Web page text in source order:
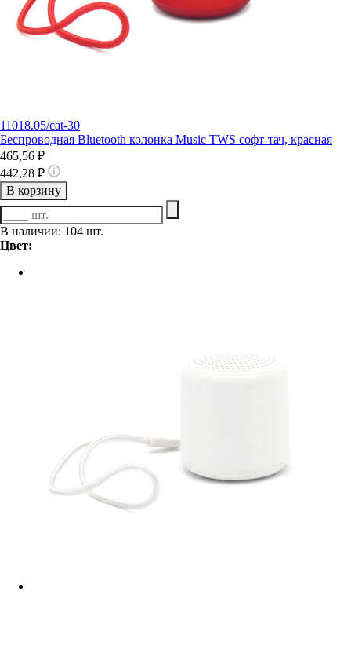
11018.05/cat-30
Беспроводная Bluetooth колонка Music TWS софт-тач, красная
465,56 ₽
442,28 ₽
В корзину
В наличии: 104 шт.
Цвет: